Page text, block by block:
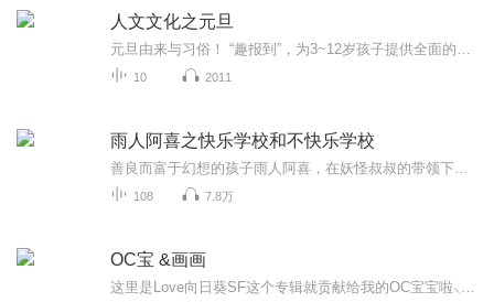
人文文化之元旦
10 2011
雨人阿喜之快乐学校和不快乐学校
108 7.8万
OC宝 &画画